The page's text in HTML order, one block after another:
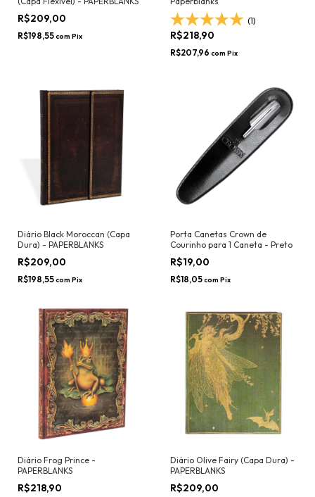
R$209,00
R$198,55com Pix
(1)
R$218,90
R$207,96 com Pix
Diário Black Moroccan (Capa
Dura) - PAPERBLANKS
R$209,00
R$198,55com Pix
Porta Canetas Crown de
Courinho para 1 Caneta - Preto
R$19,00
R$18,05com Pix
Diário Frog Prince -
PAPERBLANKS
R$218,90
Diário Olive Fairy (Capa Dura) -
PAPERBLANKS
R$209,00